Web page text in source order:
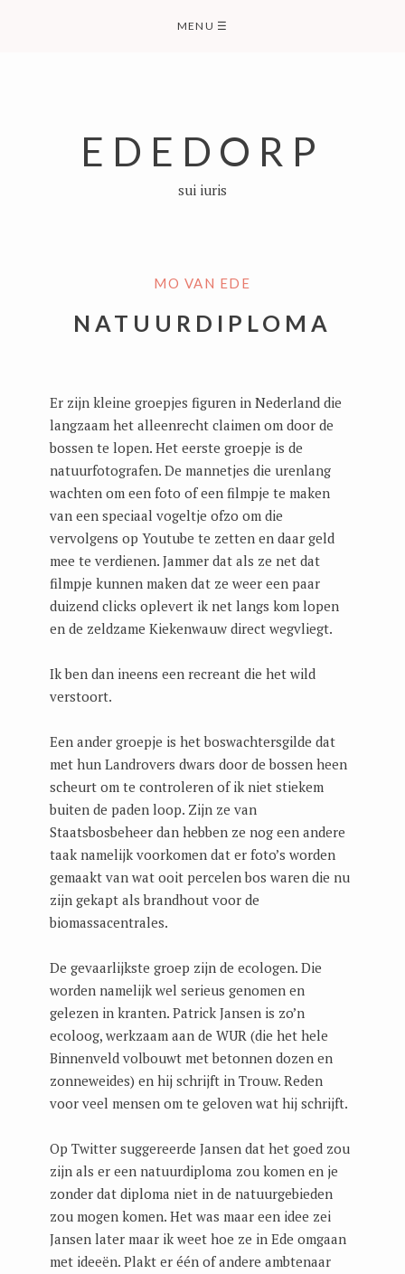
MENU ☰
EDEDORP
sui iuris
MO VAN EDE
NATUURDIPLOMA
Er zijn kleine groepjes figuren in Nederland die
langzaam het alleenrecht claimen om door de
bossen te lopen. Het eerste groepje is de
natuurfotografen. De mannetjes die urenlang
wachten om een foto of een filmpje te maken
van een speciaal vogeltje ofzo om die
vervolgens op Youtube te zetten en daar geld
mee te verdienen. Jammer dat als ze net dat
filmpje kunnen maken dat ze weer een paar
duizend clicks oplevert ik net langs kom lopen
en de zeldzame Kiekenwauw direct wegvliegt.
Ik ben dan ineens een recreant die het wild
verstoort.
Een ander groepje is het boswachtersgilde dat
met hun Landrovers dwars door de bossen heen
scheurt om te controleren of ik niet stiekem
buiten de paden loop. Zijn ze van
Staatsbosbeheer dan hebben ze nog een andere
taak namelijk voorkomen dat er foto’s worden
gemaakt van wat ooit percelen bos waren die nu
zijn gekapt als brandhout voor de
biomassacentrales.
De gevaarlijkste groep zijn de ecologen. Die
worden namelijk wel serieus genomen en
gelezen in kranten. Patrick Jansen is zo’n
ecoloog, werkzaam aan de WUR (die het hele
Binnenveld volbouwt met betonnen dozen en
zonneweides) en hij schrijft in Trouw. Reden
voor veel mensen om te geloven wat hij schrijft.
Op Twitter suggereerde Jansen dat het goed zou
zijn als er een natuurdiploma zou komen en je
zonder dat diploma niet in de natuurgebieden
zou mogen komen. Het was maar een idee zei
Jansen later maar ik weet hoe ze in Ede omgaan
met ideeën. Plakt er één of andere ambtenaar